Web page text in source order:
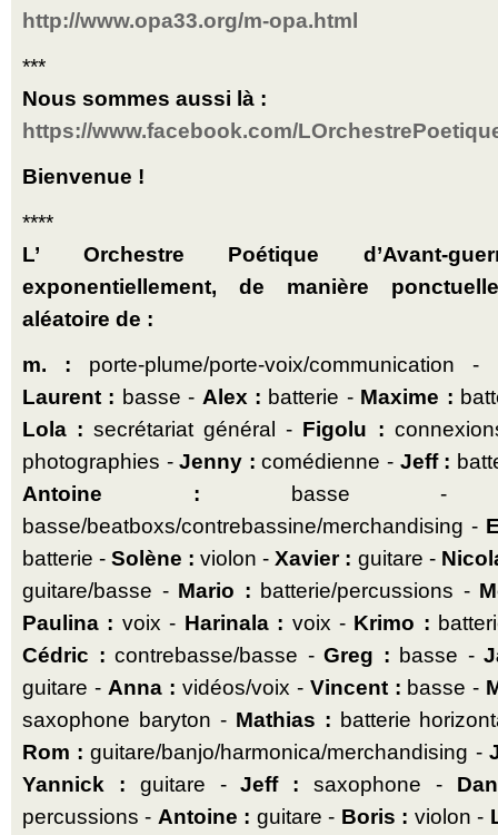
http://www.opa33.org/m-opa.html
***
Nous sommes aussi là :
https://www.facebook.com/
Bienvenue !
****
L’ Orchestre Poétique d’Avant-
exponentiellement, de manière
aléatoire de :
m. : porte-plume/porte-voix/communication -
Laurent : basse - Alex : batterie - Maxime :
Lola : secrétariat général - Figolu :
photographies -Jenny : comédienne - Jeff :
Antoine : basse
basse/beatboxs/contrebassine/merchandising -
batterie -Solène : violon -Xavier : guitare -
guitare/basse - Mario : batterie/percussions -
Paulina : voix - Harinala : voix - Krimo :
Cédric : contrebasse/basse -Greg : basse -
guitare - Anna : vidéos/voix - Vincent : basse -
saxophone baryton - Mathias : batterie
Rom : guitare/banjo/harmonica/merchandising -
Yannick : guitare -Jeff : saxophone -
percussions - Antoine : guitare - Boris : violon -